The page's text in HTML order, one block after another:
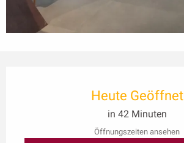
Heute Geöffnet
in 42 Minuten
Öffnungszeiten ansehen